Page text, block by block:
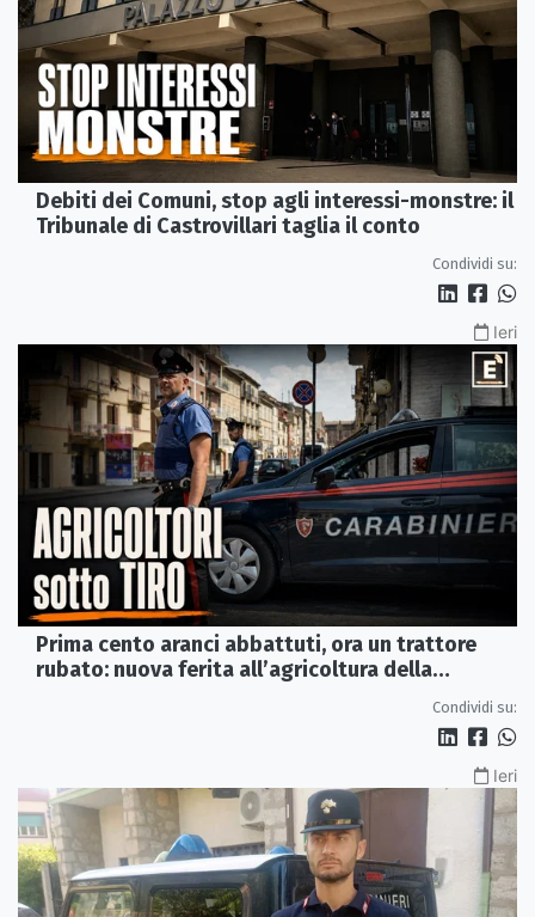
Debiti dei Comuni, stop agli interessi-monstre: il
Tribunale di Castrovillari taglia il conto
Condividi su:
Ieri
Prima cento aranci abbattuti, ora un trattore
rubato: nuova ferita all’agricoltura della
Condividi su:
Ieri